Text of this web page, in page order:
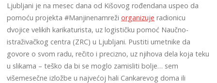
Ljubljani je na mesec dana od Kišovog rođendana uspeo da
pomoću projekta #Manjinenamrežiorganizuje radionicu
dvojice velikih karikaturista, uz logističku pomoć Naučno-
istraživačkog centra (ZRC) u Ljubljani. Pustiti umetnike da
govore o svom radu, rečito i precizno, uz njihova dela koja teku
u slikama – teško da bi se moglo zamisliti bolje… sem
višemesečne izložbe u najvećoj hali Cankarevog doma ili